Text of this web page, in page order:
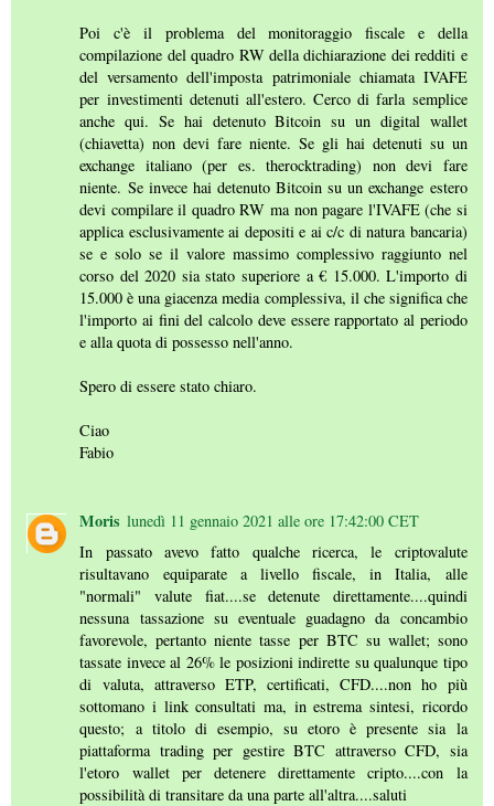
Poi c'è il problema del monitoraggio fiscale e della
compilazione del quadro RW della dichiarazione dei redditi e
del versamento dell'imposta patrimoniale chiamata IVAFE
per investimenti detenuti all'estero. Cerco di farla semplice
anche qui. Se hai detenuto Bitcoin su un digital wallet
(chiavetta) non devi fare niente. Se gli hai detenuti su un
exchange italiano (per es. therocktrading) non devi fare
niente. Se invece hai detenuto Bitcoin su un exchange estero
devi compilare il quadro RW ma non pagare l'IVAFE (che si
applica esclusivamente ai depositi e ai c/c di natura bancaria)
se e solo se il valore massimo complessivo raggiunto nel
corso del 2020 sia stato superiore a € 15.000. L'importo di
15.000 è una giacenza media complessiva, il che significa che
l'importo ai fini del calcolo deve essere rapportato al periodo
e alla quota di possesso nell'anno.
Spero di essere stato chiaro.
Ciao
Fabio
Moris lunedì 11 gennaio 2021 alle ore 17:42:00 CET
In passato avevo fatto qualche ricerca, le criptovalute
risultavano equiparate a livello fiscale, in Italia, alle
"normali" valute fiat....se detenute direttamente....quindi
nessuna tassazione su eventuale guadagno da concambio
favorevole, pertanto niente tasse per BTC su wallet; sono
tassate invece al 26% le posizioni indirette su qualunque tipo
di valuta, attraverso ETP, certificati, CFD....non ho più
sottomano i link consultati ma, in estrema sintesi, ricordo
questo; a titolo di esempio, su etoro è presente sia la
piattaforma trading per gestire BTC attraverso CFD, sia
l'etoro wallet per detenere direttamente cripto....con la
possibilità di transitare da una parte all'altra....saluti